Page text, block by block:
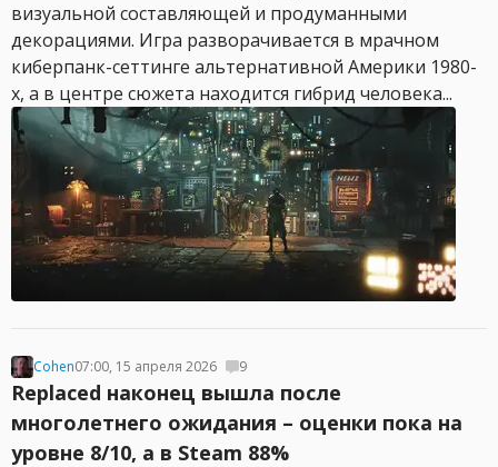
визуальной составляющей и продуманными
декорациями. Игра разворачивается в мрачном
киберпанк-сеттинге альтернативной Америки 1980-
х, а в центре сюжета находится гибрид человека...
Cohen07:00, 15 апреля 2026 9
Replaced наконец вышла после
многолетнего ожидания – оценки пока на
уровне 8/10, а в Steam 88%